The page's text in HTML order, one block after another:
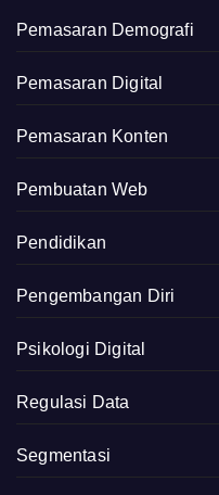
Pemasaran Demografi
Pemasaran Digital
Pemasaran Konten
Pembuatan Web
Pendidikan
Pengembangan Diri
Psikologi Digital
Regulasi Data
Segmentasi